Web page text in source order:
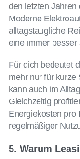
den letzten Jahren
Moderne
alltagstaugliche
eine immer besser
Für dich bedeutet
mehr nur für kurze
kann auch im
Gleichzeitig
Energiekosten pro
regelmäßiger
5. Warum